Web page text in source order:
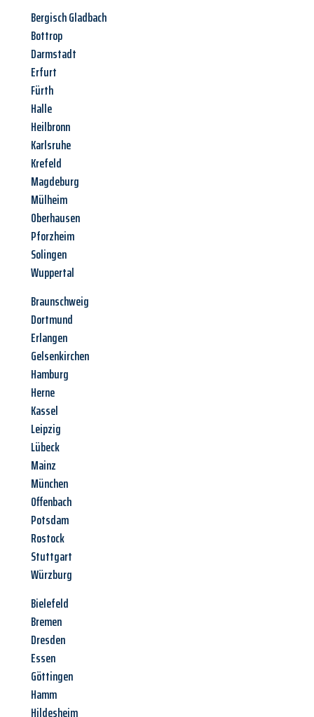
Bergisch Gladbach
Bottrop
Darmstadt
Erfurt
Fürth
Halle
Heilbronn
Karlsruhe
Krefeld
Magdeburg
Mülheim
Oberhausen
Pforzheim
Solingen
Wuppertal
Braunschweig
Dortmund
Erlangen
Gelsenkirchen
Hamburg
Herne
Kassel
Leipzig
Lübeck
Mainz
München
Offenbach
Potsdam
Rostock
Stuttgart
Würzburg
Bielefeld
Bremen
Dresden
Essen
Göttingen
Hamm
Hildesheim